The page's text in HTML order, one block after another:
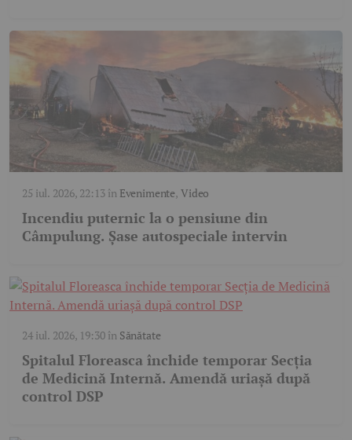
25 iul. 2026, 22:13în Evenimente,Video
Incendiu puternic la o pensiune din
Câmpulung. Șase autospeciale intervin
24 iul. 2026, 19:30în Sănătate
Spitalul Floreasca închide temporar Secția
de Medicină Internă. Amendă uriașă după
control DSP